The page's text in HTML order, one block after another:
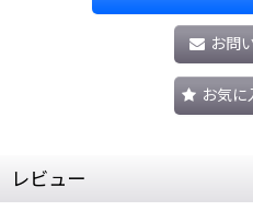
お問
お気に
レビュー